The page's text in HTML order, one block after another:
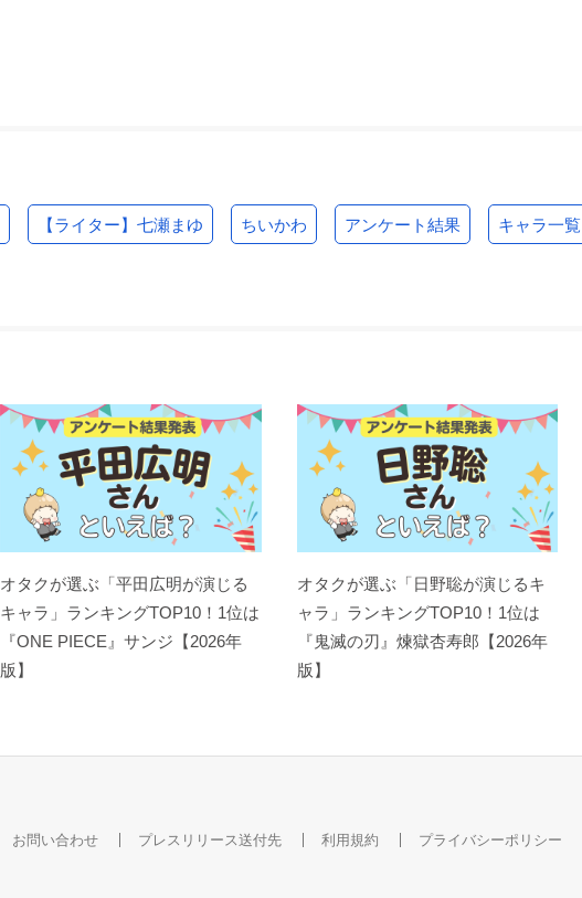
【ライター】七瀬まゆ ちいかわ アンケート結果 キャラ一覧
オタクが選ぶ「平田広明が演じる
キャラ」ランキングTOP10！1位は
『ONE PIECE』サンジ【2026年
版】
オタクが選ぶ「日野聡が演じるキ
ャラ」ランキングTOP10！1位は
『鬼滅の刃』煉󠄁獄杏寿郎【2026年
版】
お問い合わせ プレスリリース送付先 利用規約 プライバシーポリシー